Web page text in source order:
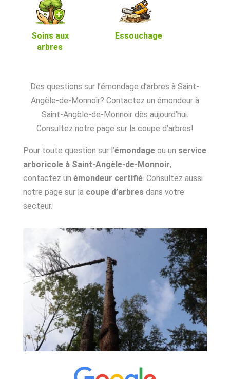
Soins aux
arbres
Essouchage
Des questions sur l’émondage d’arbres à Saint-
Angèle-de-Monnoir? Contactez un émondeur à
Saint-Angèle-de-Monnoir dès aujourd’hui.
Consultez notre page sur la coupe d’arbres!
Pour toute question sur l’émondageou un service
arboricole à Saint-Angèle-de-Monnoir,
contactez un émondeur certifié. Consultez aussi
notre page sur la coupe d’arbres dans votre
secteur.